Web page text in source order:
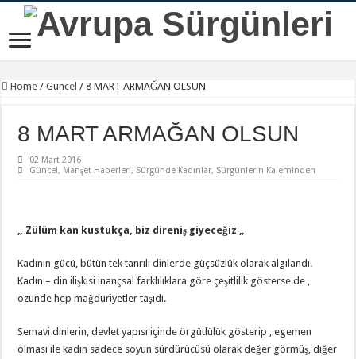
Home / Güncel / 8 MART ARMAĞAN OLSUN
8 MART ARMAĞAN OLSUN
02 Mart 2016
Güncel, Manşet Haberleri, Sürgünde Kadınlar, Sürgünlerin Kaleminden
„ Zülüm kan kustukça, biz direniş giyeceğiz „
Kadının gücü, bütün tek tanrılı dinlerde güçsüzlük olarak algılandı.
Kadın – din ilişkisi inançsal farklılıklara göre çeşitlilik gösterse de ,
özünde hep mağduriyetler taşıdı.
Semavi dinlerin, devlet yapısı içinde örgütlülük gösterip , egemen
olması ile kadın sadece soyun sürdürücüsü olarak değer görmüş, diğer